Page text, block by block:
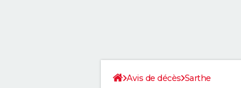
Avis de décès Sarthe